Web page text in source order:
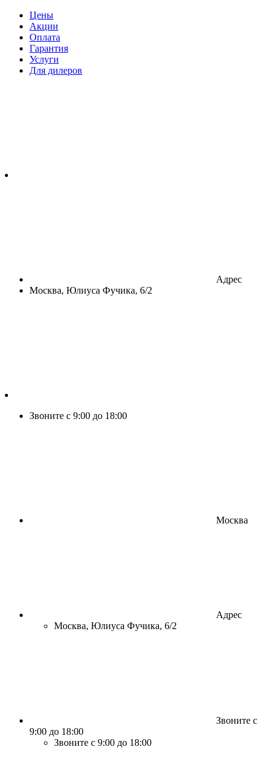
Цены
Акции
Оплата
Гарантия
Услуги
Для дилеров
Адрес
Москва, Юлиуса Фучика, 6/2
Звоните с 9:00 до 18:00
Москва
Адрес
Москва, Юлиуса Фучика, 6/2
Звоните с
9:00 до 18:00
Звоните с 9:00 до 18:00